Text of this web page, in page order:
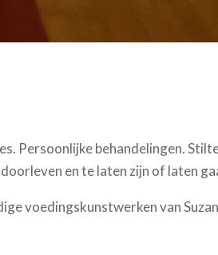
Persoonlijke behandelingen.
en te laten zijn of laten
voedingskunstwerken van